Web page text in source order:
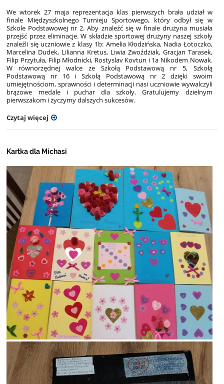
We wtorek 27 maja reprezentacja klas pierwszych brała udział w
finale Międzyszkolnego Turnieju Sportowego, który odbył się w
Szkole Podstawowej nr 2. Aby znaleźć się w finale drużyna musiała
przejść przez eliminacje. W składzie sportowej drużyny naszej szkoły
znaleźli się uczniowie z klasy 1b: Amelia Kłodzińska, Nadia Łotoczko,
Marcelina Dudek, Lilianna Kretus, Liwia Zwoździak, Gracjan Tarasek,
Filip Przytuła, Filip Młodnicki, Rostyslav Kovtun i 1a Nikodem Nowak.
W równorzędnej walce ze Szkołą Podstawową nr 5, Szkołą
Podstawową nr 16 i Szkołą Podstawową nr 2 dzięki swoim
umiejętnościom, sprawności i determinacji nasi uczniowie wywalczyli
brązowe medale i puchar dla szkoły. Gratulujemy dzielnym
pierwszakom i życzymy dalszych sukcesów.
Czytaj więcej
Kartka dla Michasi